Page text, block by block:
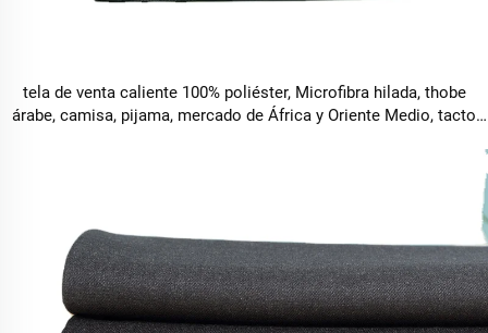
tela de venta caliente 100% poliéster, Microfibra hilada, thobe
árabe, camisa, pijama, mercado de África y Oriente Medio, tacto